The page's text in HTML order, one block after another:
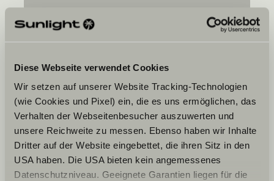
Diese Webseite verwendet Cookies
Wir setzen auf unserer Website Tracking-Technologien
(wie Cookies und Pixel) ein, die es uns ermöglichen, das
Verhalten der Webseitenbesucher auszuwerten und
unsere Reichweite zu messen. Ebenso haben wir Inhalte
Dritter auf der Website eingebettet, die ihren Sitz in den
USA haben. Die USA bieten kein angemessenes
Datenschutzniveau. Geeignete Garantien liegen für die
No.161,Sec.4,Huanzhong Rd., Nantun Distr.
408023 Taichung City
Your Preferred Date
Date